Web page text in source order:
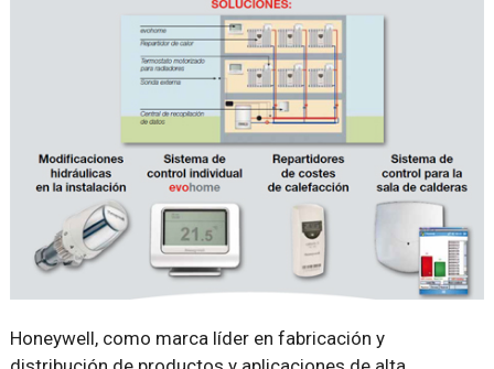
Honeywell, como marca líder en fabricación y